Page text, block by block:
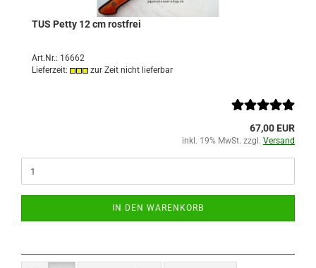
TUS Petty 12 cm rostfrei
Art.Nr.: 16662
Lieferzeit:
zur Zeit nicht lieferbar
67,00 EUR
inkl. 19% MwSt. zzgl. Versand
IN DEN WARENKORB